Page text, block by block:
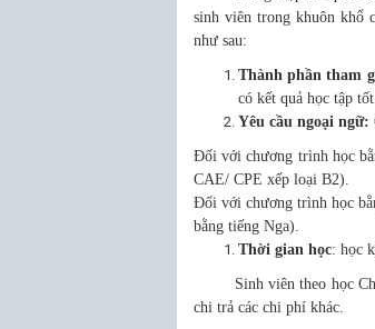
sinh viên trong khuôn khổ
như sau:
Thành phần tham
có kết quả học tập
Yêu cầu ngoại ngữ:
Đối với chương trình học
CAE/ CPE xếp loại B2).
Đối với chương trình học
bằng tiếng Nga).
Thời gian học: học
Sinh viên theo học
chi trả các chi phí khác.